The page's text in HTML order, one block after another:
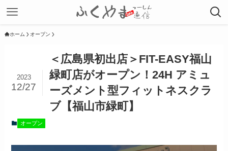
ホーム オープン
＜広島県初出店＞FIT-EASY福山
緑町店がオープン！24H アミュ
ーズメント型フィットネスクラ
ブ【福山市緑町】
2023
12/27
オープン